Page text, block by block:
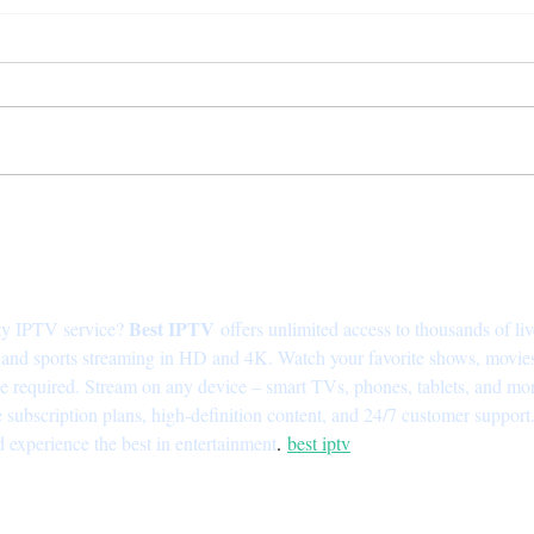
IPTV service? Best IPTV offers unlimited access to thousands of
sports streaming in HD and 4K. Watch your favorite shows,
required. Stream on any device – smart TVs, phones, tablets, and
subscription plans, high-definition content, and 24/7 customer support.
the best in entertainment. best iptv